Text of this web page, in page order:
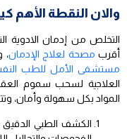
والان النقطة
التخلص من إدمان الادوية
أقرب مصحة لعلاج الإدمان،
مستشفى الأمل للطب
العلاجية لسحب سموم
المواد بكل سهولة وأمان،
الكشف الطبي الدقيق